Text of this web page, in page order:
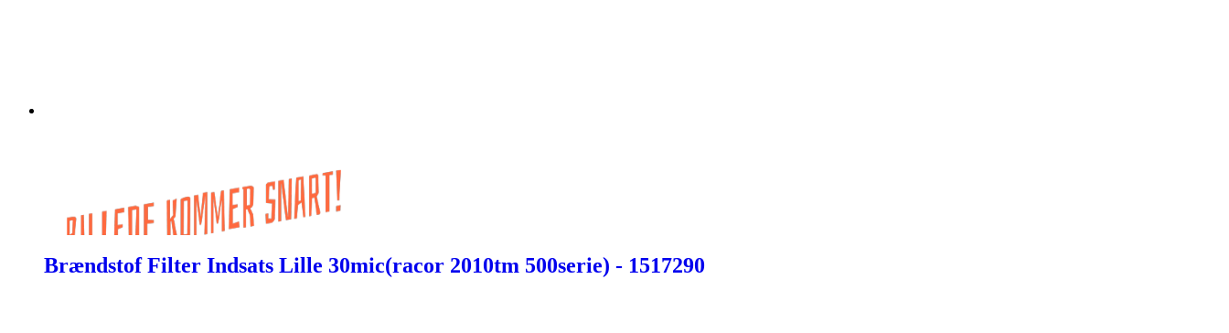
Brændstof Filter Indsats Lille 30mic(racor 2010tm 500serie) - 1517290